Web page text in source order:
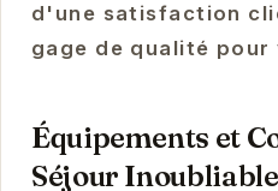
d'une satisfaction
gage de qualité pour
Équipements et
Séjour Inoubliable